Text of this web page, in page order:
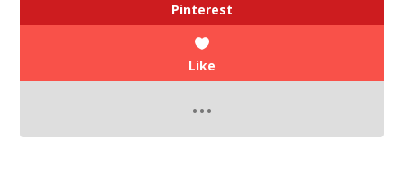
Pinterest
Like